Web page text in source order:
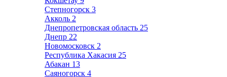
Степногорск 3
Акколь 2
Днепропетровская область 25
Днепр 22
Новомосковск 2
Республика Хакасия 25
Абакан 13
Саяногорск 4